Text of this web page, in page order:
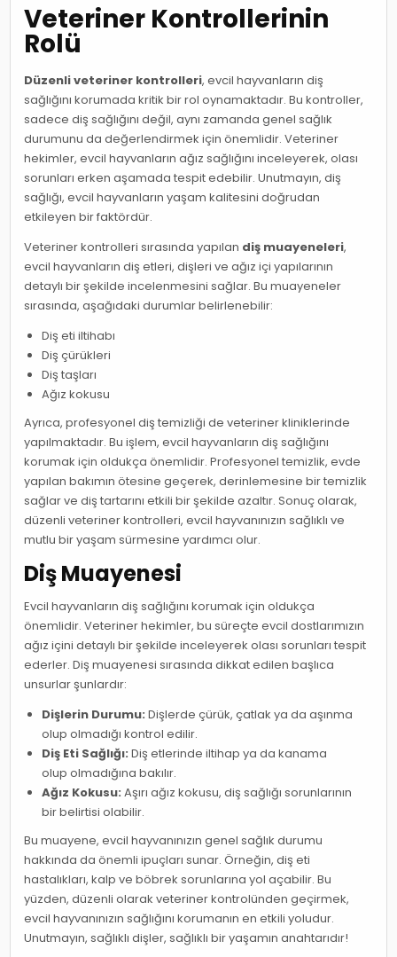
Veteriner Kontrollerinin
Rolü
Düzenli veteriner kontrolleri, evcil hayvanların diş
sağlığını korumada kritik bir rol oynamaktadır. Bu kontroller,
sadece diş sağlığını değil, aynı zamanda genel sağlık
durumunu da değerlendirmek için önemlidir. Veteriner
hekimler, evcil hayvanların ağız sağlığını inceleyerek, olası
sorunları erken aşamada tespit edebilir. Unutmayın, diş
sağlığı, evcil hayvanların yaşam kalitesini doğrudan
etkileyen bir faktördür.
Veteriner kontrolleri sırasında yapılan diş muayeneleri,
evcil hayvanların diş etleri, dişleri ve ağız içi yapılarının
detaylı bir şekilde incelenmesini sağlar. Bu muayeneler
sırasında, aşağıdaki durumlar belirlenebilir:
Diş eti iltihabı
Diş çürükleri
Diş taşları
Ağız kokusu
Ayrıca, profesyonel diş temizliği de veteriner kliniklerinde
yapılmaktadır. Bu işlem, evcil hayvanların diş sağlığını
korumak için oldukça önemlidir. Profesyonel temizlik, evde
yapılan bakımın ötesine geçerek, derinlemesine bir temizlik
sağlar ve diş tartarını etkili bir şekilde azaltır. Sonuç olarak,
düzenli veteriner kontrolleri, evcil hayvanınızın sağlıklı ve
mutlu bir yaşam sürmesine yardımcı olur.
Diş Muayenesi
Evcil hayvanların diş sağlığını korumak için oldukça
önemlidir. Veteriner hekimler, bu süreçte evcil dostlarımızın
ağız içini detaylı bir şekilde inceleyerek olası sorunları tespit
ederler. Diş muayenesi sırasında dikkat edilen başlıca
unsurlar şunlardır:
Dişlerin Durumu: Dişlerde çürük, çatlak ya da aşınma
olup olmadığı kontrol edilir.
Diş Eti Sağlığı: Diş etlerinde iltihap ya da kanama
olup olmadığına bakılır.
Ağız Kokusu: Aşırı ağız kokusu, diş sağlığı sorunlarının
bir belirtisi olabilir.
Bu muayene, evcil hayvanınızın genel sağlık durumu
hakkında da önemli ipuçları sunar. Örneğin, diş eti
hastalıkları, kalp ve böbrek sorunlarına yol açabilir. Bu
yüzden, düzenli olarak veteriner kontrolünden geçirmek,
evcil hayvanınızın sağlığını korumanın en etkili yoludur.
Unutmayın, sağlıklı dişler, sağlıklı bir yaşamın anahtarıdır!